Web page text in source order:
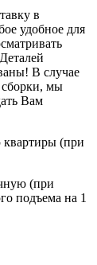
в
удобное для
В случае
сборки, мы
Вам
квартиры (при
(при
подъема на 1